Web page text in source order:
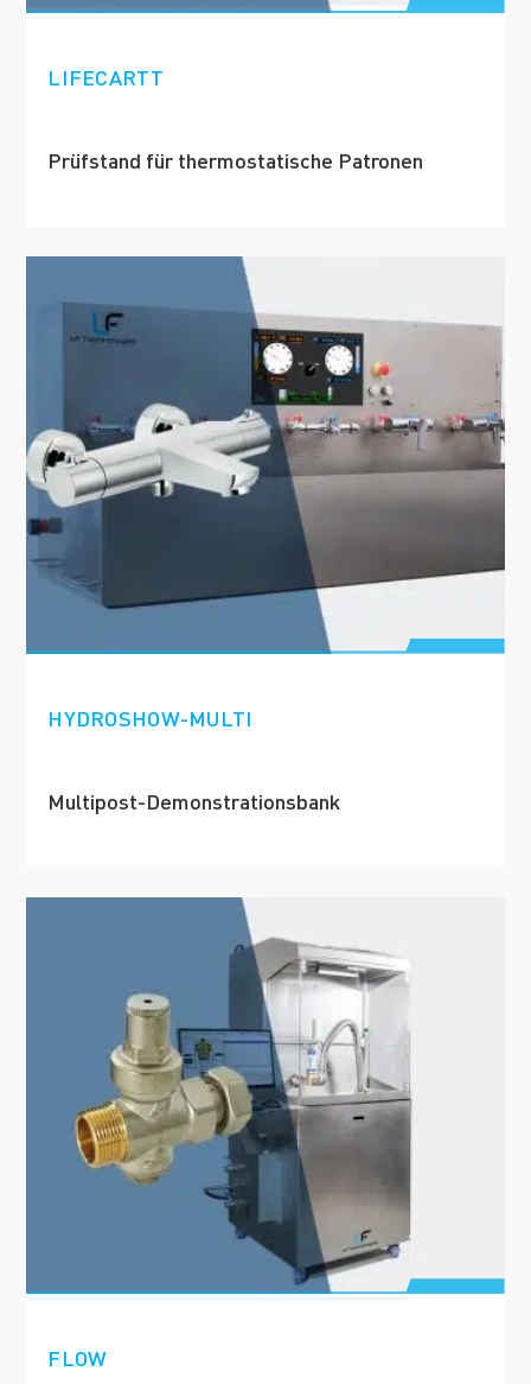
LIFECARTT
Prüfstand für thermostatische Patronen
HYDROSHOW-MULTI
Multipost-Demonstrationsbank
FLOW